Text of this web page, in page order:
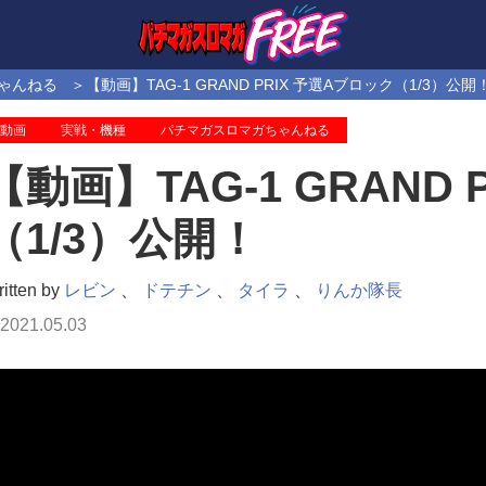
んねる 【動画】TAG-1 GRAND PRIX 予選Aブロック（1/3）公開
動画 実戦・機種 パチマガスロマガちゃんねる
動画】TAG-1 GRAND
1/3）公開！
by レビン ドテチン タイラ
りんか隊長
2021.05.03